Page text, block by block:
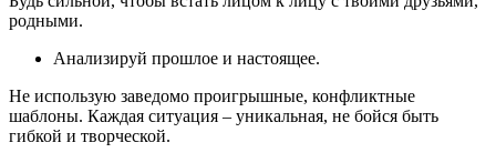
родными.
Анализируй прошлое и настоящее.
Не использую заведомо проигрышные, конфликтные
шаблоны. Каждая ситуация – уникальная, не бойся быть
гибкой и творческой.